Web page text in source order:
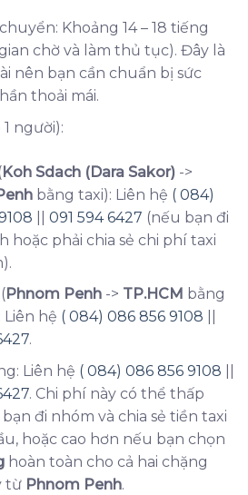
Khoảng 14 – 18 tiếng
chờ và làm thủ tục). Đây là
nên bạn cần chuẩn bị sức
thoải mái.
người):
Koh Sdach (Dara Sakor)->
bằng taxi): Liên hệ ( 084)
091 594 6427 (nếu bạn đi
hoặc phải chia sẻ chi phí taxi
Phnom Penh-> TP.HCM bằng
hệ ( 084) 086 856 9108
.
Liên hệ ( 084) 086 856 9108
. Chi phí này có thể thấp
đi nhóm và chia sẻ tiền taxi
hoặc cao hơn nếu bạn chọn
hoàn toàn cho cả hai chặng
từ Phnom Penh.